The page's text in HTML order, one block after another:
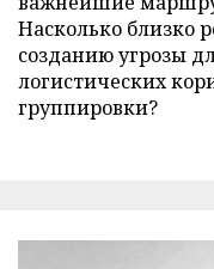
Насколько близко
созданию угрозы
логистических
группировки?